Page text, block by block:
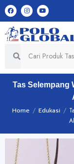
Tas Selempang
Home / Edukasi /